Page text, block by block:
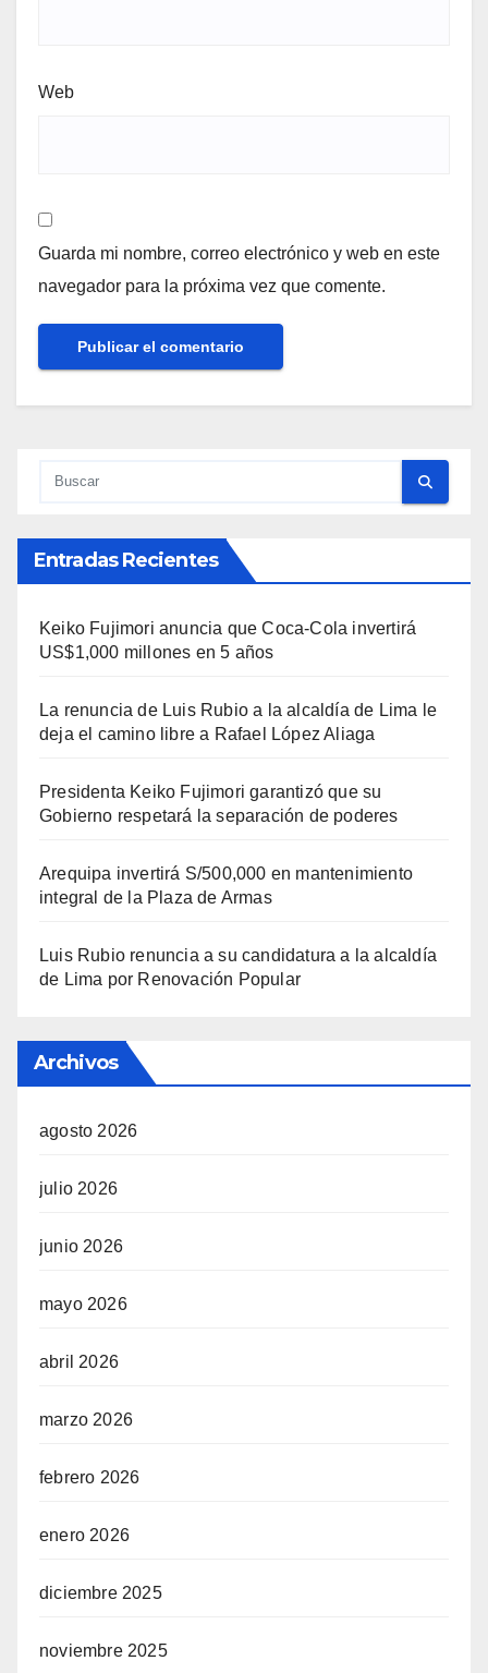
Web
Guarda mi nombre, correo electrónico y web en este
navegador para la próxima vez que comente.
Entradas Recientes
Keiko Fujimori anuncia que Coca-Cola invertirá
US$1,000 millones en 5 años
La renuncia de Luis Rubio a la alcaldía de Lima le
deja el camino libre a Rafael López Aliaga
Presidenta Keiko Fujimori garantizó que su
Gobierno respetará la separación de poderes
Arequipa invertirá S/500,000 en mantenimiento
integral de la Plaza de Armas
Luis Rubio renuncia a su candidatura a la alcaldía
de Lima por Renovación Popular
Archivos
agosto 2026
julio 2026
junio 2026
mayo 2026
abril 2026
marzo 2026
febrero 2026
enero 2026
diciembre 2025
noviembre 2025